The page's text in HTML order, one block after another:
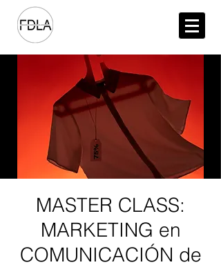
MASTER CLASS:
MARKETING en
COMUNICACIÓN de